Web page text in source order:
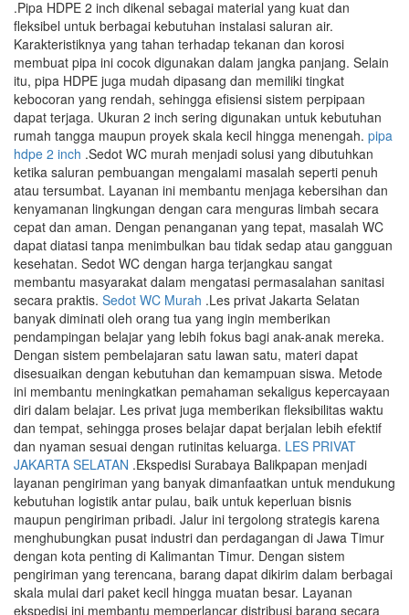
.Pipa HDPE 2 inch dikenal sebagai material yang kuat dan
fleksibel untuk berbagai kebutuhan instalasi saluran air.
Karakteristiknya yang tahan terhadap tekanan dan korosi
membuat pipa ini cocok digunakan dalam jangka panjang. Selain
itu, pipa HDPE juga mudah dipasang dan memiliki tingkat
kebocoran yang rendah, sehingga efisiensi sistem perpipaan
dapat terjaga. Ukuran 2 inch sering digunakan untuk kebutuhan
rumah tangga maupun proyek skala kecil hingga menengah. pipa
hdpe 2 inch .Sedot WC murah menjadi solusi yang dibutuhkan
ketika saluran pembuangan mengalami masalah seperti penuh
atau tersumbat. Layanan ini membantu menjaga kebersihan dan
kenyamanan lingkungan dengan cara menguras limbah secara
cepat dan aman. Dengan penanganan yang tepat, masalah WC
dapat diatasi tanpa menimbulkan bau tidak sedap atau gangguan
kesehatan. Sedot WC dengan harga terjangkau sangat
membantu masyarakat dalam mengatasi permasalahan sanitasi
secara praktis. Sedot WC Murah .Les privat Jakarta Selatan
banyak diminati oleh orang tua yang ingin memberikan
pendampingan belajar yang lebih fokus bagi anak-anak mereka.
Dengan sistem pembelajaran satu lawan satu, materi dapat
disesuaikan dengan kebutuhan dan kemampuan siswa. Metode
ini membantu meningkatkan pemahaman sekaligus kepercayaan
diri dalam belajar. Les privat juga memberikan fleksibilitas waktu
dan tempat, sehingga proses belajar dapat berjalan lebih efektif
dan nyaman sesuai dengan rutinitas keluarga. LES PRIVAT
JAKARTA SELATAN .Ekspedisi Surabaya Balikpapan menjadi
layanan pengiriman yang banyak dimanfaatkan untuk mendukung
kebutuhan logistik antar pulau, baik untuk keperluan bisnis
maupun pengiriman pribadi. Jalur ini tergolong strategis karena
menghubungkan pusat industri dan perdagangan di Jawa Timur
dengan kota penting di Kalimantan Timur. Dengan sistem
pengiriman yang terencana, barang dapat dikirim dalam berbagai
skala mulai dari paket kecil hingga muatan besar. Layanan
ekspedisi ini membantu memperlancar distribusi barang secara